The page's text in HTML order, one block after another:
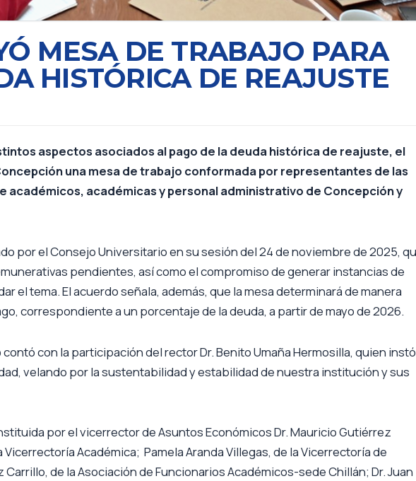
MESA DE TRABAJO PARA
HISTÓRICA DE REAJUSTE
aspectos asociados al pago de la deuda histórica de reajuste, el
una mesa de trabajo conformada por representantes de las
académicos, académicas y personal administrativo de Concepción y
por el Consejo Universitario en su sesión del 24 de noviembre de 2025,
pendientes, así como el compromiso de generar instancias de
el tema. El acuerdo señala, además, que la mesa determinará de manera
correspondiente a un porcentaje de la deuda, a partir de mayo de 2026.
con la participación del rector Dr. Benito Umaña Hermosilla, quien
velando por la sustentabilidad y estabilidad de nuestra institución y sus
por el vicerrector de Asuntos Económicos Dr. Mauricio Gutiérrez
Académica; Pamela Aranda Villegas, de la Vicerrectoría de
de la Asociación de Funcionarios Académicos-sede Chillán; Dr. Juan